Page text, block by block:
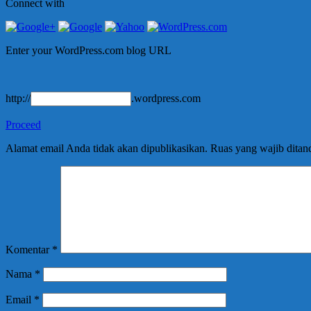
Connect with
Enter your WordPress.com blog URL
http:// .wordpress.com
Proceed
Alamat email Anda tidak akan dipublikasikan. Ruas yang wajib
Komentar *
Nama *
Email *